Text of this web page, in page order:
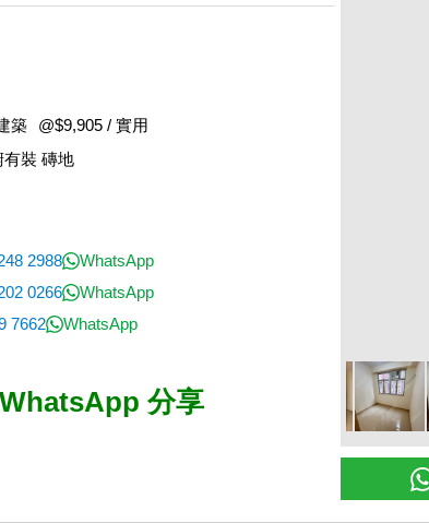
築
@$9,905 / 實用
有裝 磚地
2988
WhatsApp
0266
WhatsApp
7662
WhatsApp
WhatsApp 分享